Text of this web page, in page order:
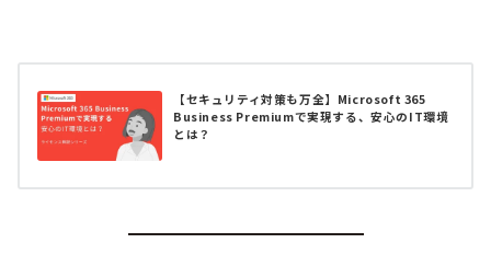
【セキュリティ対策も万全】Microsoft 365
Business Premiumで実現する、安心のIT環境
とは？